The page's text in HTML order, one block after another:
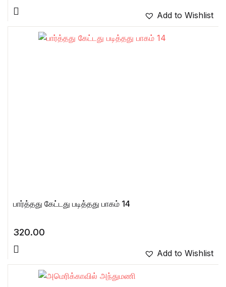
Add to Wishlist
பார்த்தது கேட்டது படித்தது பாகம் 14
320.00
Add to Wishlist